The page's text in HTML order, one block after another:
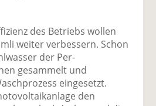
des Betriebs wollen
weiter verbessern. Schon
der Per-
gesammelt und
eingesetzt.
den